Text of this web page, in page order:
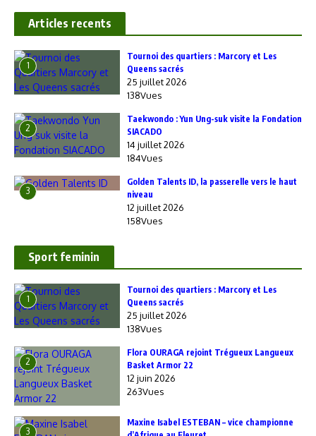
Articles recents
1
‎Tournoi des quartiers : Marcory et Les
Queens sacrés
25 juillet 2026
138Vues
2
Taekwondo : Yun Ung-suk visite la Fondation
SIACADO
14 juillet 2026
184Vues
3
Golden Talents ID, la passerelle vers le haut
niveau
12 juillet 2026
158Vues
Sport feminin
1
‎Tournoi des quartiers : Marcory et Les
Queens sacrés
25 juillet 2026
138Vues
2
Flora OURAGA rejoint Trégueux Langueux
Basket Armor 22
12 juin 2026
263Vues
3
Maxine Isabel ESTEBAN – vice championne